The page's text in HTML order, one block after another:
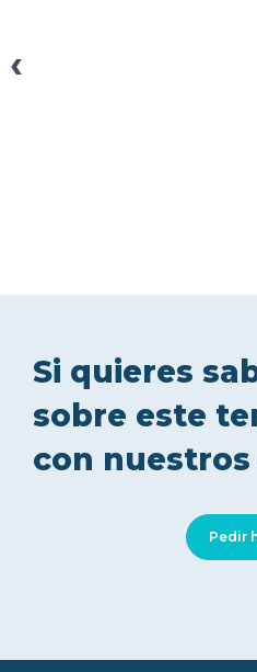
‹
Pedir
Si quieres
sobre este
con